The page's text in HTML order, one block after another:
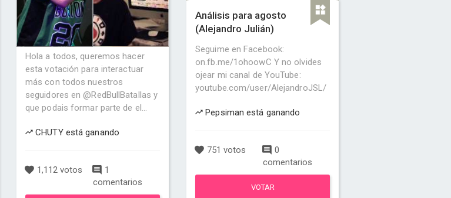
Hola a todos, queremos hacer
esta votación para interactuar
más con todos nuestros
seguidores en @RedBullBatallas y
que podais formar parte de el...
CHUTY está ganando
1,112 votos
1
comentarios
Análisis para agosto
(Alejandro Julián)
Seguime en Facebook:
on.fb.me/1ohoowC Y no olvides
ojear mi canal de YouTube:
youtube.com/user/AlejandroJSL/
Pepsiman está ganando
751 votos
0
comentarios
VOTAR